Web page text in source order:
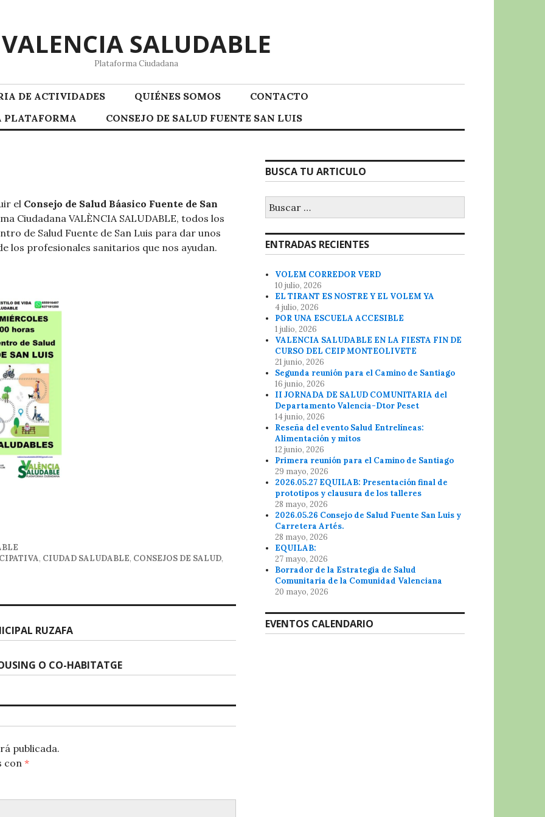
VALENCIA SALUDABLE
Plataforma Ciudadana
DE ACTIVIDADES QUIÉNES SOMOS
CONTACTO
PLATAFORMA
CONSEJO DE SALUD FUENTE SAN LUIS
el Consejo de Salud Báasico Fuente de San
Ciudadana VALÈNCIA SALUDABLE, todos los
de Salud Fuente de San Luis para dar unos
los profesionales sanitarios que nos ayudan.
, CIUDAD SALUDABLE, CONSEJOS DE SALUD,
RUZAFA
O CO-HABITATGE
publicada.
con *
BUSCA TU ARTICULO
ENTRADAS RECIENTES
VOLEM CORREDOR VERD
10 julio, 2026
EL TIRANT ES NOSTRE Y EL VOLEM YA
4 julio, 2026
POR UNA ESCUELA ACCESIBLE
1 julio, 2026
VALENCIA SALUDABLE EN LA FIESTA FIN DE
CURSO DEL CEIP MONTEOLIVETE
21 junio, 2026
Segunda reunión para el Camino de Santiago
16 junio, 2026
II JORNADA DE SALUD COMUNITARIA del
Departamento Valencia-Dtor Peset
14 junio, 2026
Reseña del evento Salud Entrelíneas:
Alimentación y mitos
12 junio, 2026
Primera reunión para el Camino de Santiago
29 mayo, 2026
2026.05.27 EQUILAB: Presentación final de
prototipos y clausura de los talleres
28 mayo, 2026
2026.05.26 Consejo de Salud Fuente San Luis y
Carretera Artés.
28 mayo, 2026
EQUILAB:
27 mayo, 2026
Borrador de la Estrategia de Salud
Comunitaria de la Comunidad Valenciana
20 mayo, 2026
EVENTOS CALENDARIO